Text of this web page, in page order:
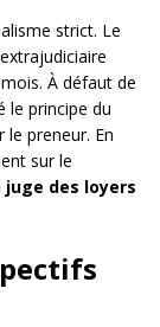
strict. Le
À défaut de
le principe du
preneur. En
sur le
juge des loyers